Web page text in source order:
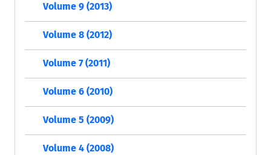
Volume 9 (2013)
Volume 8 (2012)
Volume 7 (2011)
Volume 6 (2010)
Volume 5 (2009)
Volume 4 (2008)